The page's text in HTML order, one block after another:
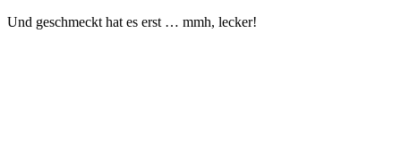
Und geschmeckt hat es erst … mmh, lecker!